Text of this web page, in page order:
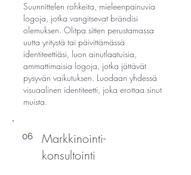
Suunnittelen rohkeita, mieleenpainuvia
logoja, jotka vangitsevat brändisi
olemuksen. Olitpa sitten perustamassa
uutta yritystä tai päivittämässä
identiteettiäsi, luon ainutlaatuisia,
ammattimaisia logoja, jotka jättävät
pysyvän vaikutuksen. Luodaan yhdessä
visuaalinen identiteetti, joka erottaa sinut
muista.
06
Markkinointi-
konsultointi